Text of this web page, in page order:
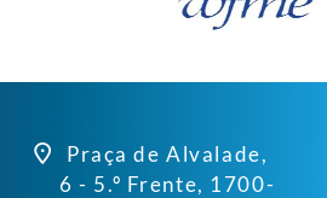
Praça de Alvalade,
6 - 5.º Frente, 1700-